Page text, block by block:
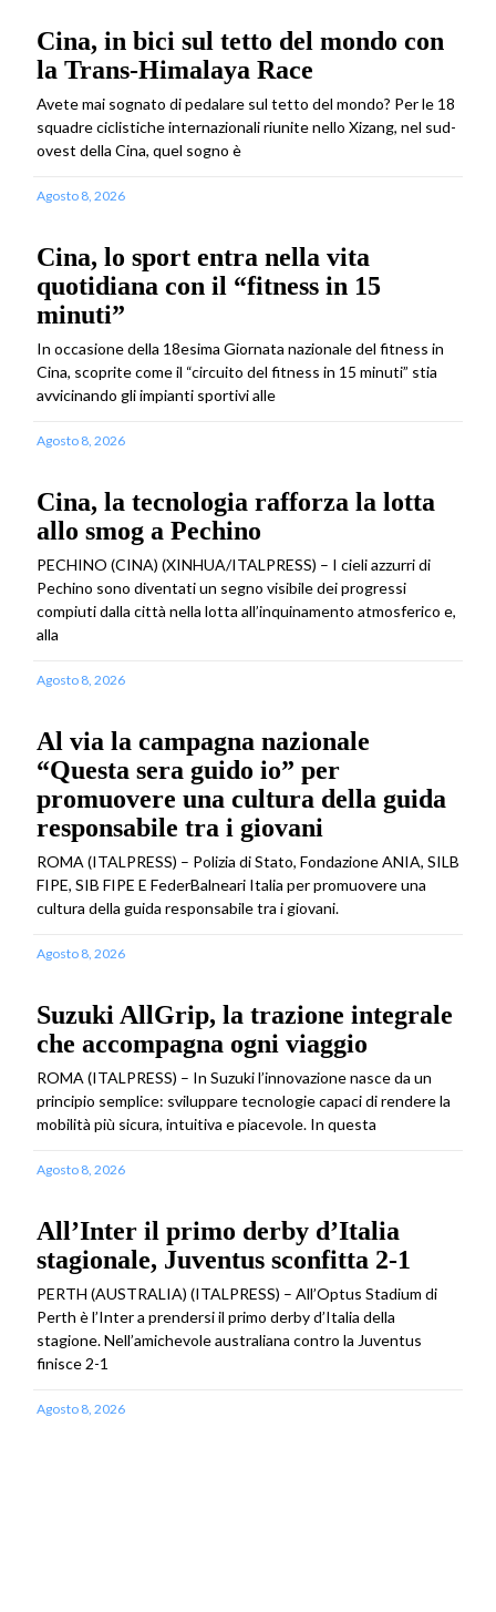
Cina, in bici sul tetto del mondo con
la Trans-Himalaya Race
Avete mai sognato di pedalare sul tetto del mondo? Per le 18
squadre ciclistiche internazionali riunite nello Xizang, nel sud-
ovest della Cina, quel sogno è
Agosto 8, 2026
Cina, lo sport entra nella vita
quotidiana con il “fitness in 15
minuti”
In occasione della 18esima Giornata nazionale del fitness in
Cina, scoprite come il “circuito del fitness in 15 minuti” stia
avvicinando gli impianti sportivi alle
Agosto 8, 2026
Cina, la tecnologia rafforza la lotta
allo smog a Pechino
PECHINO (CINA) (XINHUA/ITALPRESS) – I cieli azzurri di
Pechino sono diventati un segno visibile dei progressi
compiuti dalla città nella lotta all’inquinamento atmosferico e,
alla
Agosto 8, 2026
Al via la campagna nazionale
“Questa sera guido io” per
promuovere una cultura della guida
responsabile tra i giovani
ROMA (ITALPRESS) – Polizia di Stato, Fondazione ANIA, SILB
FIPE, SIB FIPE E FederBalneari Italia per promuovere una
cultura della guida responsabile tra i giovani.
Agosto 8, 2026
Suzuki AllGrip, la trazione integrale
che accompagna ogni viaggio
ROMA (ITALPRESS) – In Suzuki l’innovazione nasce da un
principio semplice: sviluppare tecnologie capaci di rendere la
mobilità più sicura, intuitiva e piacevole. In questa
Agosto 8, 2026
All’Inter il primo derby d’Italia
stagionale, Juventus sconfitta 2-1
PERTH (AUSTRALIA) (ITALPRESS) – All’Optus Stadium di
Perth è l’Inter a prendersi il primo derby d’Italia della
stagione. Nell’amichevole australiana contro la Juventus
finisce 2-1
Agosto 8, 2026